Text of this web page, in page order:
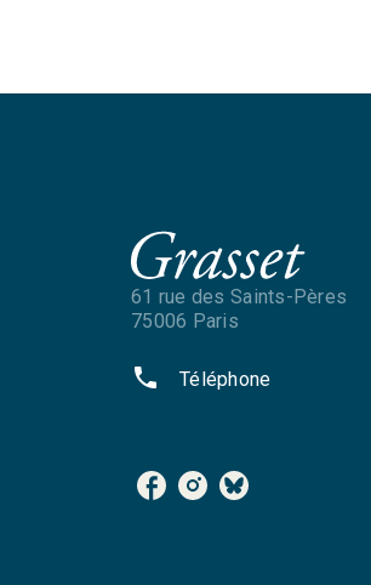
61 rue des Saints-Pères
75006 Paris
phone Téléphone